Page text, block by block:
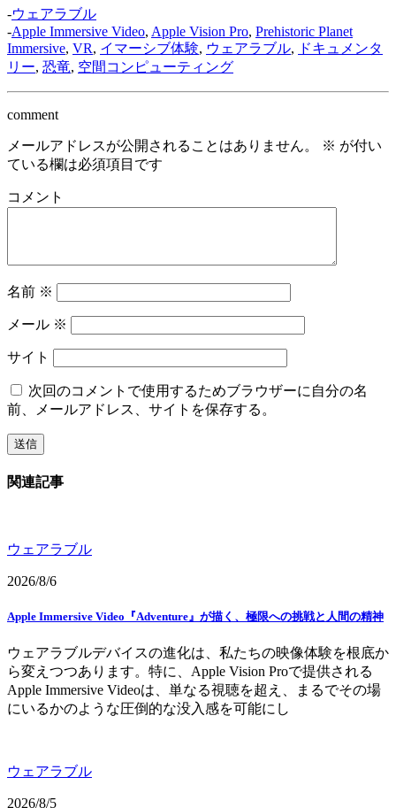
-ウェアラブル
-Apple Immersive Video, Apple Vision Pro, Prehistoric Planet
Immersive, VR, イマーシブ体験, ウェアラブル, ドキュメンタ
リー, 恐竜, 空間コンピューティング
comment
メールアドレスが公開されることはありません。 ※ が付い
ている欄は必須項目です
コメント
名前 ※
メール ※
サイト
次回のコメントで使用するためブラウザーに自分の名
前、メールアドレス、サイトを保存する。
関連記事
ウェアラブル
2026/8/6
Apple Immersive Video『Adventure』が描く、極限への挑戦と人間の精神
ウェアラブルデバイスの進化は、私たちの映像体験を根底か
ら変えつつあります。特に、Apple Vision Proで提供される
Apple Immersive Videoは、単なる視聴を超え、まるでその場
にいるかのような圧倒的な没入感を可能にし
ウェアラブル
2026/8/5